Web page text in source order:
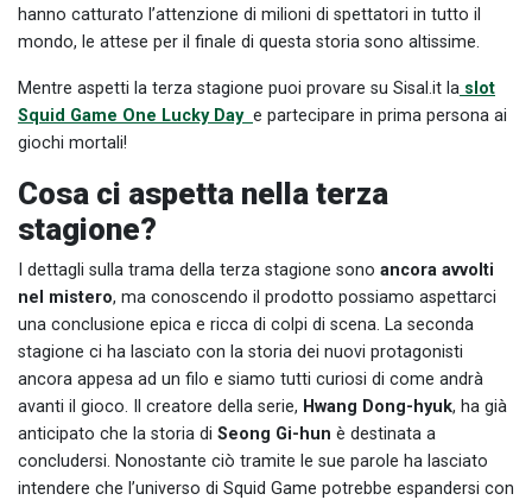
hanno catturato l’attenzione di milioni di spettatori in tutto il
mondo, le attese per il finale di questa storia sono altissime.
Mentre aspetti la terza stagione puoi provare su Sisal.it la slot
Squid Game One Lucky Day e partecipare in prima persona ai
giochi mortali!
Cosa ci aspetta nella terza
stagione?
I dettagli sulla trama della terza stagione sono ancora avvolti
nel mistero, ma conoscendo il prodotto possiamo aspettarci
una conclusione epica e ricca di colpi di scena. La seconda
stagione ci ha lasciato con la storia dei nuovi protagonisti
ancora appesa ad un filo e siamo tutti curiosi di come andrà
avanti il gioco. Il creatore della serie, Hwang Dong-hyuk, ha già
anticipato che la storia di Seong Gi-hun è destinata a
concludersi. Nonostante ciò tramite le sue parole ha lasciato
intendere che l’universo di Squid Game potrebbe espandersi con